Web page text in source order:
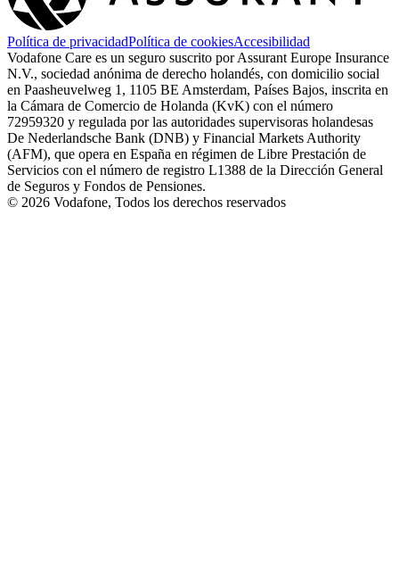
Política de privacidadPolítica de cookiesAccesibilidad
Vodafone Care es un seguro suscrito por Assurant Europe Insurance
N.V., sociedad anónima de derecho holandés, con domicilio social
en Paasheuvelweg 1, 1105 BE Amsterdam, Países Bajos, inscrita en
la Cámara de Comercio de Holanda (KvK) con el número
72959320 y regulada por las autoridades supervisoras holandesas
De Nederlandsche Bank (DNB) y Financial Markets Authority
(AFM), que opera en España en régimen de Libre Prestación de
Servicios con el número de registro L1388 de la Dirección General
de Seguros y Fondos de Pensiones.
© 2026 Vodafone, Todos los derechos reservados